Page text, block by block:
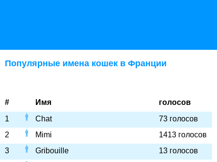
Популярные имена кошек в Франции
# Имя
голосов
1
Chat
73 голосов
2
Mimi
1413 голосов
3
Gribouille
13 голосов